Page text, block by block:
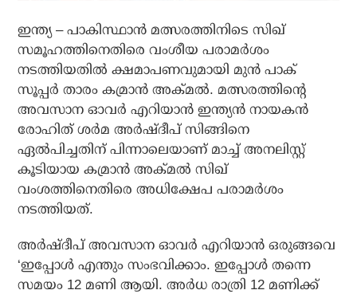
ഇന്ത്യ – പാകിസ്ഥാന്‍ മത്സരത്തിനിടെ സിഖ്
സമൂഹത്തിനെതിരെ വംശീയ പരാമര്‍ശം
നടത്തിയതില്‍ ക്ഷമാപണവുമായി മുന്‍ പാക്
സൂപ്പര്‍ താരം കമ്രാന്‍ അക്മല്‍. മത്സരത്തിന്റെ
അവസാന ഓവര്‍ എറിയാന്‍ ഇന്ത്യന്‍ നായകന്‍
രോഹിത് ശര്‍മ അര്‍ഷ്ദീപ് സിങ്ങിനെ
ഏല്‍പിച്ചതിന് പിന്നാലെയാണ് മാച്ച് അനലിസ്റ്റ്
കൂടിയായ കമ്രാന്‍ അക്മല്‍ സിഖ്
വംശത്തിനെതിരെ അധിക്ഷേപ പരാമര്‍ശം
നടത്തിയത്.
അര്‍ഷ്ദീപ് അവസാന ഓവര്‍ എറിയാന്‍ ഒരുങ്ങവെ
‘ഇപ്പോള്‍ എന്തും സംഭവിക്കാം. ഇപ്പോള്‍ തന്നെ
സമയം 12 മണി ആയി. അര്‍ധ രാത്രി 12 മണിക്ക്